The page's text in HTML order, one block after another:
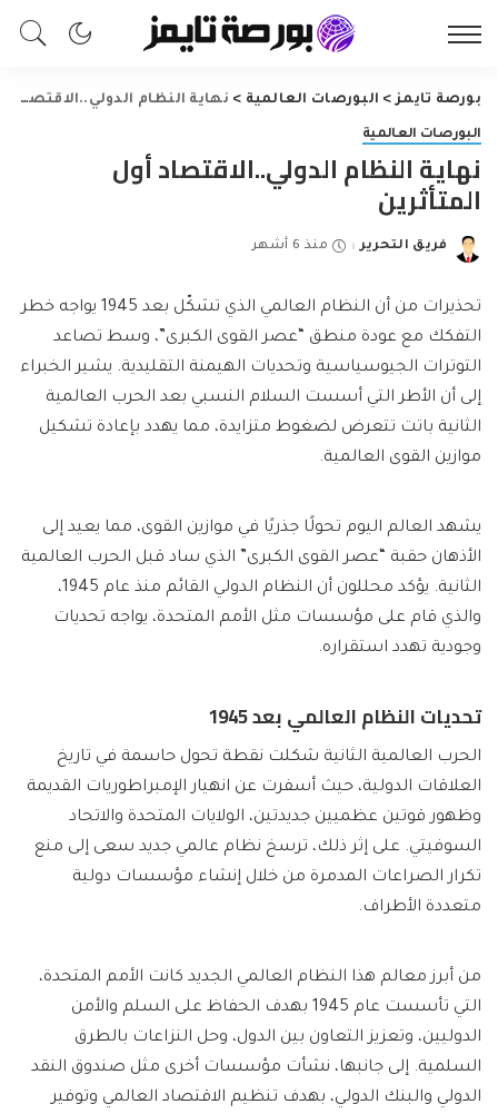
بورصة تايمز> البورصات العالمية > نهاية النظام الدولي..الاقتصاد أول المتأثرين
البورصات العالمية
نهاية النظام الدولي..الاقتصاد أول
المتأثرين
Posted
فريق التحرير منذ 6 أشهر
تحذيرات من أن النظام العالمي الذي تشكّل بعد 1945 يواجه خطر
التفكك مع عودة منطق “عصر القوى الكبرى”، وسط تصاعد
التوترات الجيوسياسية وتحديات الهيمنة التقليدية. يشير الخبراء
إلى أن الأطر التي أسست السلام النسبي بعد الحرب العالمية
الثانية باتت تتعرض لضغوط متزايدة، مما يهدد بإعادة تشكيل
موازين القوى العالمية.
يشهد العالم اليوم تحولًا جذريًا في موازين القوى، مما يعيد إلى
الأذهان حقبة “عصر القوى الكبرى” الذي ساد قبل الحرب العالمية
الثانية. يؤكد محللون أن النظام الدولي القائم منذ عام 1945،
والذي قام على مؤسسات مثل الأمم المتحدة، يواجه تحديات
وجودية تهدد استقراره.
تحديات النظام العالمي بعد 1945
الحرب العالمية الثانية شكلت نقطة تحول حاسمة في تاريخ
العلاقات الدولية، حيث أسفرت عن انهيار الإمبراطوريات القديمة
وظهور قوتين عظميين جديدتين، الولايات المتحدة والاتحاد
السوفيتي. على إثر ذلك، ترسخ نظام عالمي جديد سعى إلى منع
تكرار الصراعات المدمرة من خلال إنشاء مؤسسات دولية
متعددة الأطراف.
من أبرز معالم هذا النظام العالمي الجديد كانت الأمم المتحدة،
التي تأسست عام 1945 بهدف الحفاظ على السلم والأمن
الدوليين، وتعزيز التعاون بين الدول، وحل النزاعات بالطرق
السلمية. إلى جانبها، نشأت مؤسسات أخرى مثل صندوق النقد
الدولي والبنك الدولي، بهدف تنظيم الاقتصاد العالمي وتوفير